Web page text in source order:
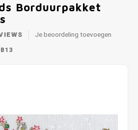
Borduurpakket
Je beoordeling toevoegen